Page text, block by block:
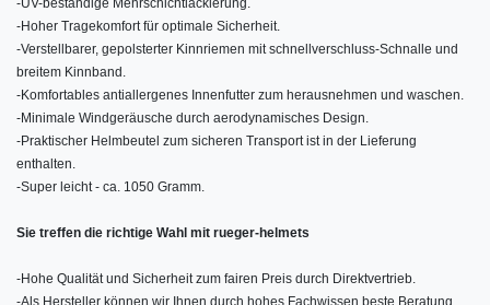
-UV-beständige Mehrschichtlackierung.
-Hoher Tragekomfort für optimale Sicherheit.
-Verstellbarer, gepolsterter Kinnriemen mit schnellverschluss-Schnalle und
breitem Kinnband.
-Komfortables antiallergenes Innenfutter zum herausnehmen und waschen.
-Minimale Windgeräusche durch aerodynamisches Design.
-Praktischer Helmbeutel zum sicheren Transport ist in der Lieferung
enthalten.
-Super leicht - ca. 1050 Gramm.
Sie treffen die richtige Wahl mit rueger-helmets
-Hohe Qualität und Sicherheit zum fairen Preis durch Direktvertrieb.